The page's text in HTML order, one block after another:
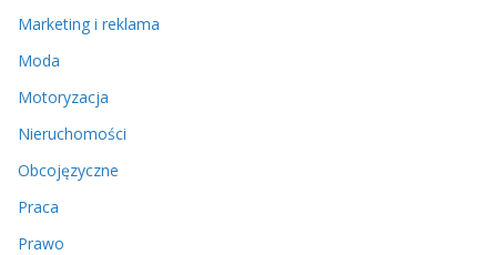
Marketing i reklama
Moda
Motoryzacja
Nieruchomości
Obcojęzyczne
Praca
Prawo